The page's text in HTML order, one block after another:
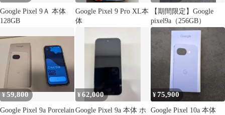
Google Pixel 9Ａ 本体
128GB
Google Pixel 9 Pro XL本
体
【期間限定】Google
pixel9a（256GB）
¥59,800
Google Pixel 9a Porcelain
¥62,000
Google Pixel 9a 本体 ホ
¥75,900
Google Pixel 10a 本体